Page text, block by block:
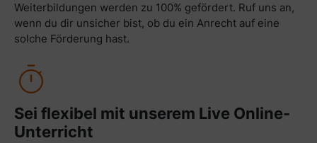
Weiterbildungen werden zu 100% gefördert. Ruf uns an,
wenn du dir unsicher bist, ob du ein Anrecht auf eine
solche Förderung hast.
Sei flexibel mit unserem Live Online-
Unterricht